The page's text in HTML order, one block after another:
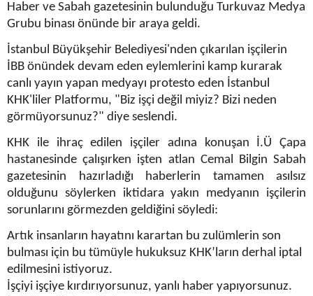
Haber ve Sabah gazetesinin bulunduğu Turkuvaz Medya
Grubu binası önünde bir araya geldi.
İstanbul Büyükşehir Belediyesi'nden çıkarılan işçilerin
İBB önündek devam eden eylemlerini kamp kurarak
canlı yayın yapan medyayı protesto eden İstanbul
KHK'liler Platformu, "Biz işçi değil miyiz? Bizi neden
görmüyorsunuz?" diye seslendi.
KHK ile ihraç edilen işçiler adına konuşan İ.Ü Çapa
hastanesinde çalışırken işten atlan Cemal Bilgin Sabah
gazetesinin hazırladığı haberlerin tamamen asılsız
olduğunu söylerken iktidara yakın medyanın işçilerin
sorunlarını görmezden geldiğini söyledi:
Artık insanların hayatını karartan bu zulümlerin son
bulması için bu tümüyle hukuksuz KHK’ların derhal iptal
edilmesini istiyoruz.
İşçiyi işçiye kırdırıyorsunuz, yanlı haber yapıyorsunuz.